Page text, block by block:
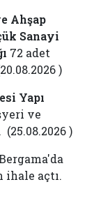
Ahşap
Sanayi
72 adet
)
Yapı
ve
)
ihale açtı.